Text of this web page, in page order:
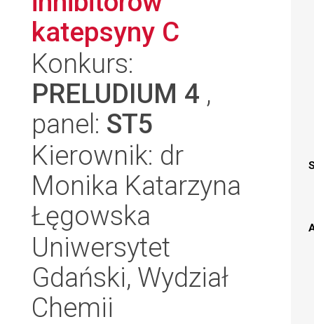
katepsyny C
Konkurs:
PRELUDIUM 4 ,
panel: ST5
Kierownik: dr
Monika Katarzyna
Łęgowska
Uniwersytet
Gdański, Wydział
Chemii